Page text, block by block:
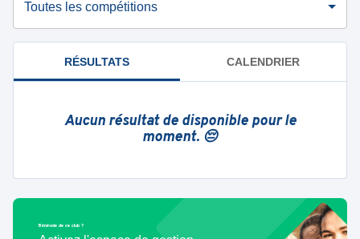
Toutes les compétitions
RÉSULTATS CALENDRIER
Aucun résultat de disponible pour le
moment. 😔
Bénévole de ce club ?